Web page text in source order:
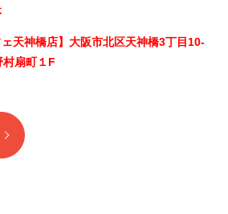
ェ天神橋店】大阪市北区天神橋3丁目10-
扇町１F